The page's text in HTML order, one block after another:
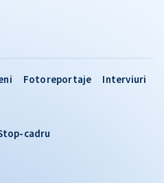
Fotoreportaje
Interviuri
cadru